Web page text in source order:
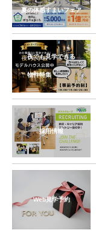
夏の体感すまいフェア
夜でも見学できる
物件特集
採用情報
Web見学予約